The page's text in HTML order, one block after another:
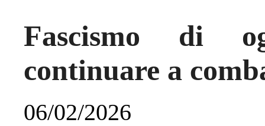
Fascismo di
continuare a
06/02/2026